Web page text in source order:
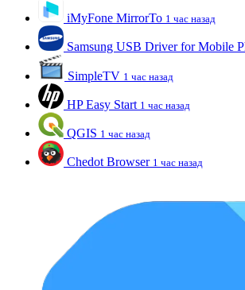
iMyFone MirrorTo 1 час назад
Samsung USB Driver for Mobile
SimpleTV 1 час назад
HP Easy Start 1 час назад
QGIS 1 час назад
Chedot Browser 1 час назад